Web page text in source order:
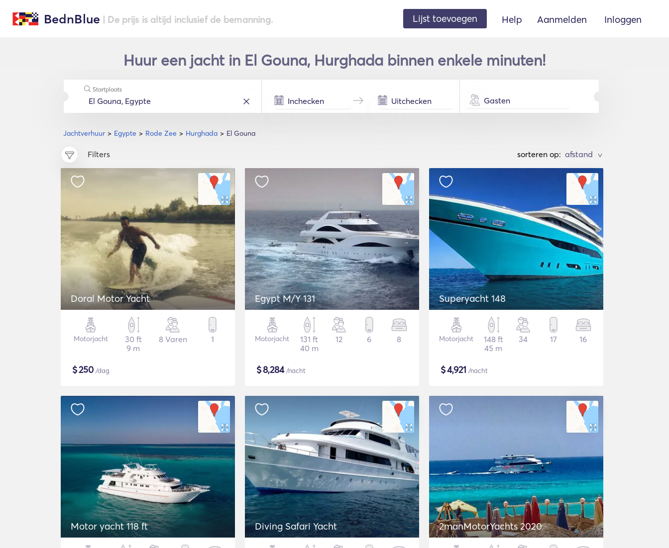
BednBlue | De prijs is altijd inclusief de bemanning. Lijst toevoegen Help Aanmelden Inloggen
Huur een jacht in El Gouna, Hurghada binnen enkele minuten!
Jachtverhuur Egypte Rode Zee Hurghada El Gouna
Startplaats
Gasten
Filters sorteren op: >
Doral Motor Yacht
Motorjacht
30 ft
9 m
8 Varen 1
$250 /dag
Egypt M/Y 131
Motorjacht
131 ft
40 m
12 6 8
$8,284/nacht
Superyacht 148
Motorjacht
148 ft
45 m
34 17 16
$4,921 /nacht
Motor yacht 118 ft Diving Safari Yacht 2manMotorYachts 2020